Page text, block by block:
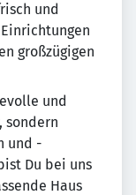
und
großzügigen
und
sondern
und -
Du bei uns
Haus